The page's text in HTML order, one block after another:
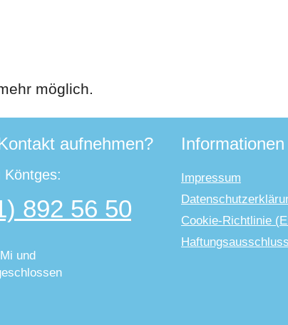
möglich.
aufnehmen?
Köntges:
892 56 50
und
Informationen
Impressum
Cookie-Richtlinie
Haftungsausschluss